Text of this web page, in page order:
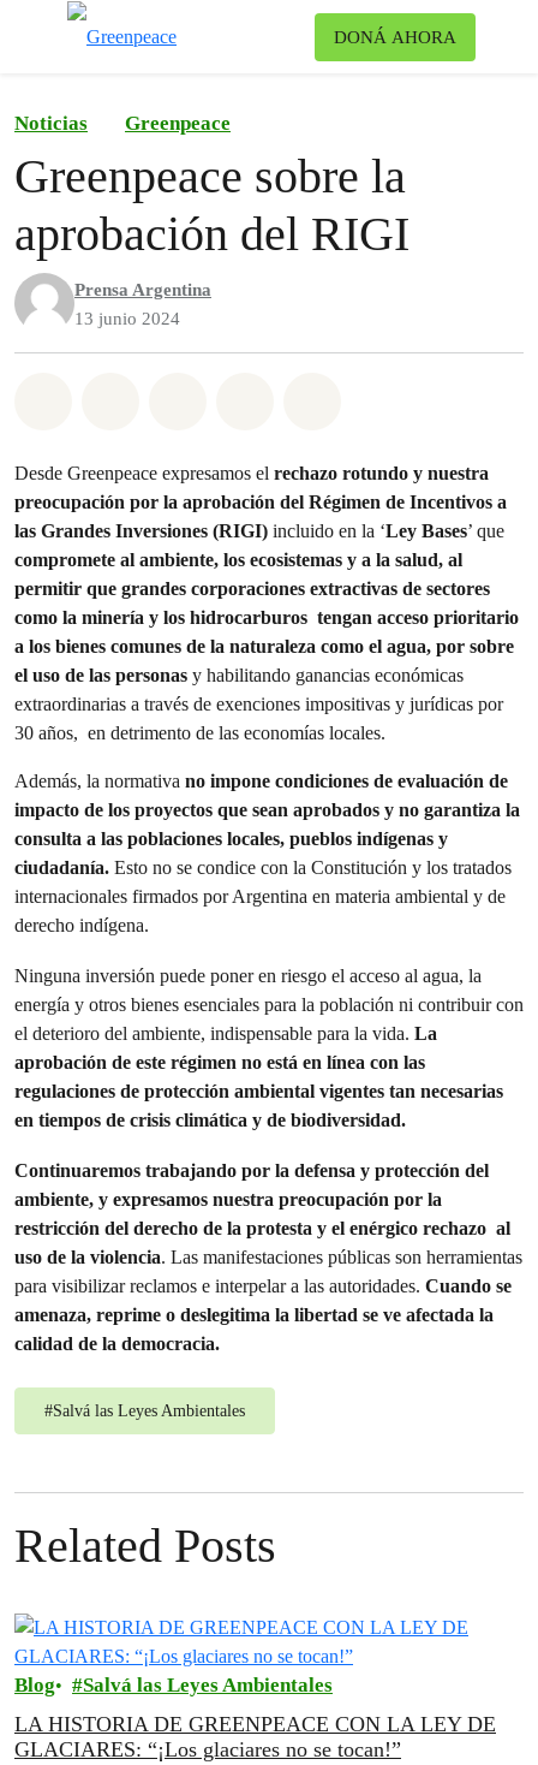
DONÁ AHORA
Noticias Greenpeace
Greenpeace sobre la
aprobación del RIGI
Prensa Argentina
13 junio 2024
Desde Greenpeace expresamos el rechazo rotundo y nuestra
preocupación por la aprobación del Régimen de Incentivos a
las Grandes Inversiones (RIGI) incluido en la ‘Ley Bases’ que
compromete al ambiente, los ecosistemas y a la salud, al
permitir que grandes corporaciones extractivas de sectores
como la minería y los hidrocarburos tengan acceso prioritario
a los bienes comunes de la naturaleza como el agua, por sobre
el uso de las personas y habilitando ganancias económicas
extraordinarias a través de exenciones impositivas y jurídicas por
30 años, en detrimento de las economías locales.
Además, la normativa no impone condiciones de evaluación de
impacto de los proyectos que sean aprobados y no garantiza la
consulta a las poblaciones locales, pueblos indígenas y
ciudadanía. Esto no se condice con la Constitución y los tratados
internacionales firmados por Argentina en materia ambiental y de
derecho indígena.
Ninguna inversión puede poner en riesgo el acceso al agua, la
energía y otros bienes esenciales para la población ni contribuir con
el deterioro del ambiente, indispensable para la vida. La
aprobación de este régimen no está en línea con las
regulaciones de protección ambiental vigentes tan necesarias
en tiempos de crisis climática y de biodiversidad.
Continuaremos trabajando por la defensa y protección del
ambiente, y expresamos nuestra preocupación por la
restricción del derecho de la protesta y el enérgico rechazo al
uso de la violencia. Las manifestaciones públicas son herramientas
para visibilizar reclamos e interpelar a las autoridades. Cuando se
amenaza, reprime o deslegitima la libertad se ve afectada la
calidad de la democracia.
#Salvá las Leyes Ambientales
Related Posts
Blog Salvá las Leyes Ambientales
LA HISTORIA DE GREENPEACE CON LA LEY DE
GLACIARES: “¡Los glaciares no se tocan!”